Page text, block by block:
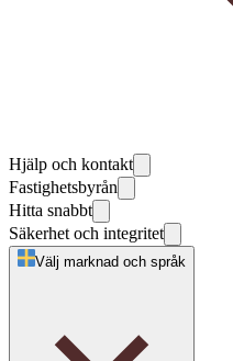
Hjälp och kontakt
Fastighetsbyrån
Hitta snabbt
Säkerhet och integritet
Välj marknad och språk